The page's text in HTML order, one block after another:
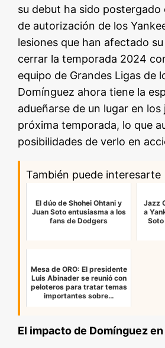
su debut ha sido postergado
de autorización de los
lesiones que han afectado
cerrar la temporada 2024
equipo de Grandes Ligas de
Domínguez ahora tiene la
adueñarse de un lugar en los
próxima temporada, lo que
posibilidades de verlo en
También puede interesarte
El dúo de Shohei Ohtani y
Juan Soto entusiasma a los
fans de Dodgers
Jazz
a
Mesa de ORO: El presidente
Luis Abinader se reunió con
peloteros para tratar temas
importantes sobre…
El impacto de Domínguez